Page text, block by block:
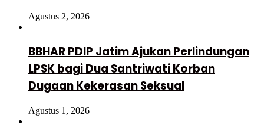
Agustus 2, 2026
BBHAR PDIP Jatim Ajukan Perlindungan
LPSK bagi Dua Santriwati Korban
Dugaan Kekerasan Seksual
Agustus 1, 2026